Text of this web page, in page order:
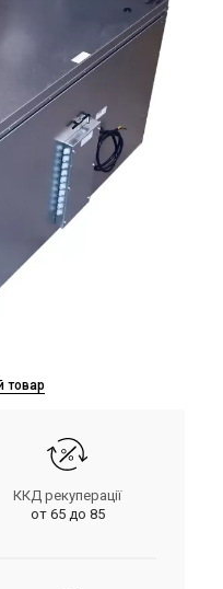
товар
ККД рекуперації
от 65 до 85